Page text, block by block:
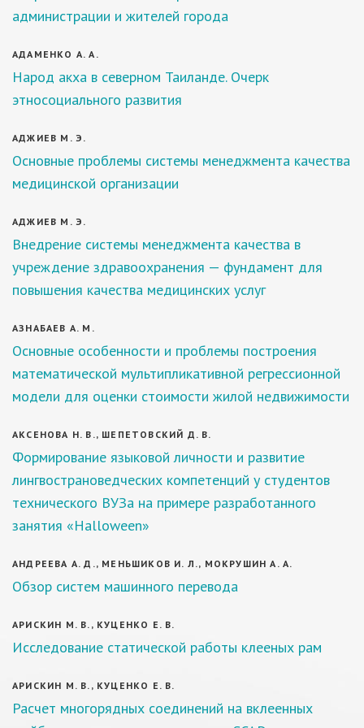
администрации и жителей города
АДАМЕНКО А. А.
Народ акха в северном Таиланде. Очерк
этносоциального развития
АДЖИЕВ М. Э.
Основные проблемы системы менеджмента качества
медицинской организации
АДЖИЕВ М. Э.
Внедрение системы менеджмента качества в
учреждение здравоохранения — фундамент для
повышения качества медицинских услуг
АЗНАБАЕВ А. М.
Основные особенности и проблемы построения
математической мультипликативной регрессионной
модели для оценки стоимости жилой недвижимости
АКСЕНОВА Н. В., ШЕПЕТОВСКИЙ Д. В.
Формирование языковой личности и развитие
лингвострановедческих компетенций у студентов
технического ВУЗа на примере разработанного
занятия «Halloween»
АНДРЕЕВА А. Д., МЕНЬШИКОВ И. Л., МОКРУШИН А. А.
Обзор систем машинного перевода
АРИСКИН М. В., КУЦЕНКО Е. В.
Исследование статической работы клееных рам
АРИСКИН М. В., КУЦЕНКО Е. В.
Расчет многорядных соединений на вклеенных